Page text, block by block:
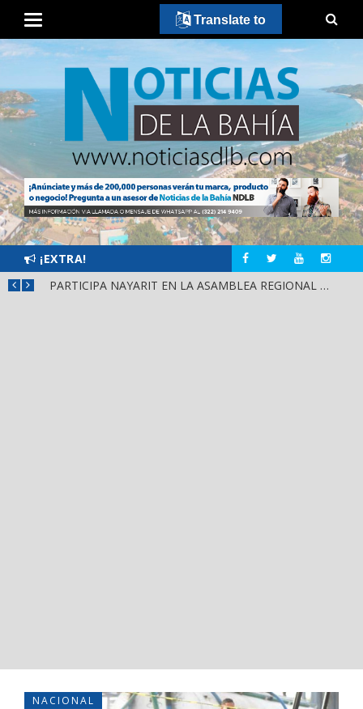
¡EXTRA!
PARTICIPA NAYARIT EN LA ASAMBLEA REGIONAL DE CONSULTA PARA LA LEY DE DERECHOS INDÍGENAS Y AFROMEXICANOS
NACIONAL
Translate to